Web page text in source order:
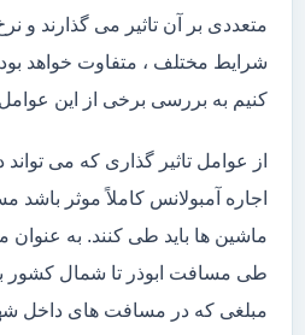
متعددی بر آن تاثیر می گذارند و
شرایط مختلف ، متفاوت خواهد
کنیم به بررسی برخی از این عوامل
از عوامل تاثیر گذاری که می تواند
اجاره آمبولانس کاملاً موثر
ماشین ها باید طی کنند. به عنوان
طی مسافت ابوذر تا شمال کشور به
مبلغی که در مسافت های داخل